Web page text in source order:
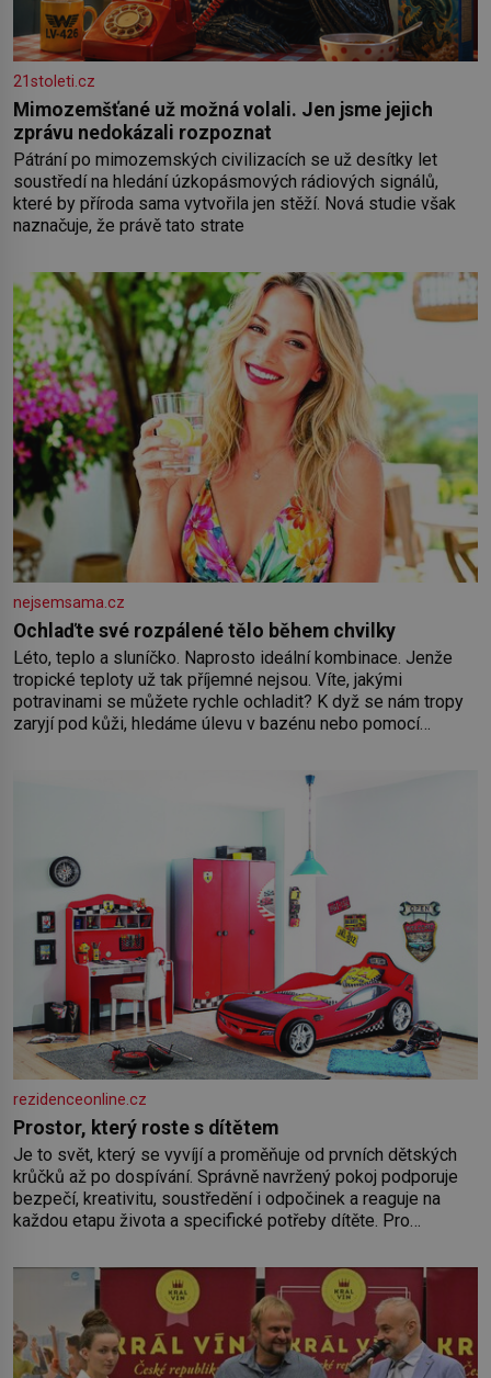
21stoleti.cz
Mimozemšťané už možná volali. Jen jsme jejich
zprávu nedokázali rozpoznat
Pátrání po mimozemských civilizacích se už desítky let
soustředí na hledání úzkopásmových rádiových signálů,
které by příroda sama vytvořila jen stěží. Nová studie však
naznačuje, že právě tato strate
nejsemsama.cz
Ochlaďte své rozpálené tělo během chvilky
Léto, teplo a sluníčko. Naprosto ideální kombinace. Jenže
tropické teploty už tak příjemné nejsou. Víte, jakými
potravinami se můžete rychle ochladit? K dyž se nám tropy
zaryjí pod kůži, hledáme úlevu v bazénu nebo pomocí
rezidenceonline.cz
Prostor, který roste s dítětem
Je to svět, který se vyvíjí a proměňuje od prvních dětských
krůčků až po dospívání. Správně navržený pokoj podporuje
bezpečí, kreativitu, soustředění i odpočinek a reaguje na
každou etapu života a specifické potřeby dítěte. Pro
by pokoj miminka měl působit především klidně a útulně.
Předškolní věk je